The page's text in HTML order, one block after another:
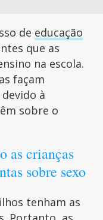
de educação
que as
na escola.
façam
à
sobre o
as crianças
sobre sexo
tenham as